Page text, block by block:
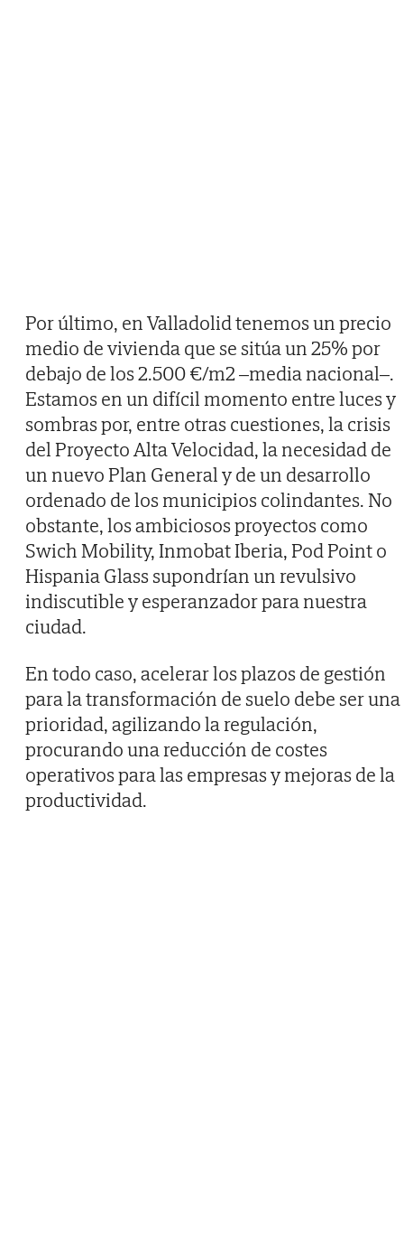
Por último, en Valladolid tenemos un precio
medio de vivienda que se sitúa un 25% por
debajo de los 2.500 €/m2 –media nacional–.
Estamos en un difícil momento entre luces y
sombras por, entre otras cuestiones, la crisis
del Proyecto Alta Velocidad, la necesidad de
un nuevo Plan General y de un desarrollo
ordenado de los municipios colindantes. No
obstante, los ambiciosos proyectos como
Swich Mobility, Inmobat Iberia, Pod Point o
Hispania Glass supondrían un revulsivo
indiscutible y esperanzador para nuestra
ciudad.
En todo caso, acelerar los plazos de gestión
para la transformación de suelo debe ser una
prioridad, agilizando la regulación,
procurando una reducción de costes
operativos para las empresas y mejoras de la
productividad.